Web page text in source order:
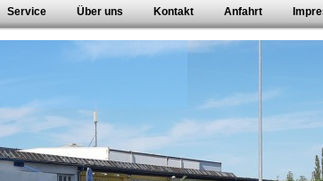
Service Über uns Kontakt Anfahrt